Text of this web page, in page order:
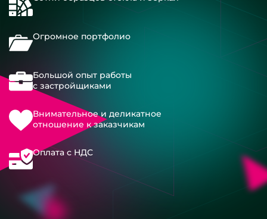
Огромное портфолио
Большой опыт работы
с застройщиками
Внимательное и деликатное
отношение к заказчикам
Оплата с НДС